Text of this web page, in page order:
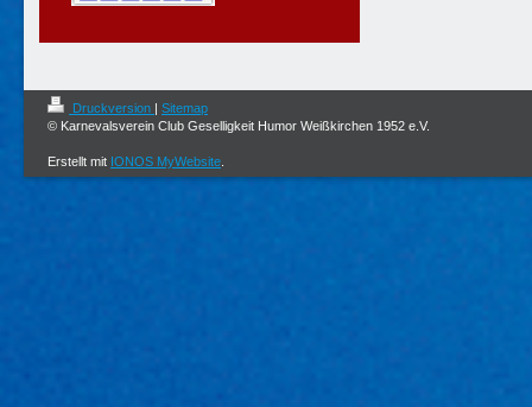
Druckversion | Sitemap
© Karnevalsverein Club Geselligkeit Humor Weißkirchen 1952 e.V.
Erstellt mit IONOS MyWebsite